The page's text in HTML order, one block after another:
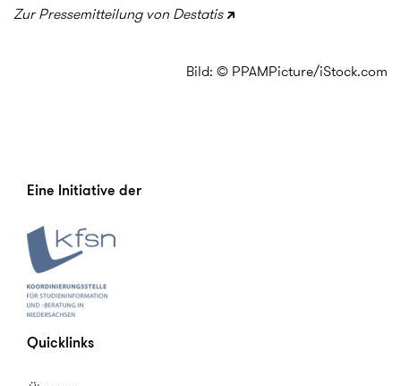
Zur Pressemitteilung von Destatis
Bild: © PPAMPicture/iStock.com
Eine Initiative der
Quicklinks